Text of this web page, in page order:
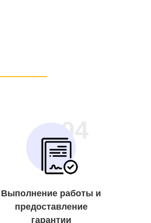
04
Выполнение работы и
предоставление
гарантии